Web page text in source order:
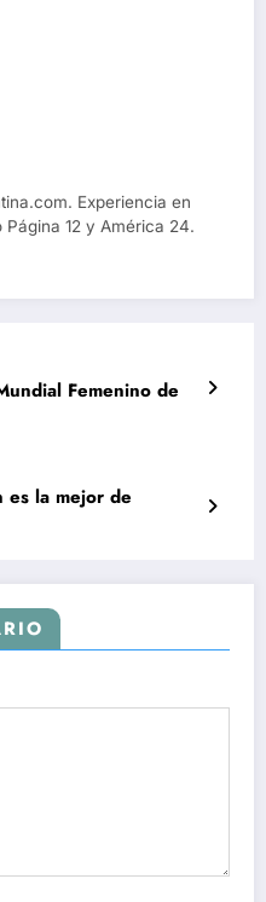
Experiencia en
12 y América 24.
Femenino de
es la mejor de